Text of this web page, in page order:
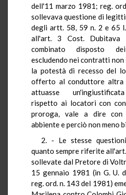
dell'11 marzo 1981; reg.
sollevava questione di
degli artt. 58, 59 n. 2 e 65
all'art. 3 Cost.
combinato disposto
escludendo nei contratti
la potestà di recesso del
offerto al conduttore altra
attuasse
rispetto ai locatori con
proroga, vale a dire con
abbiente e perciò non meno
2. - Le stesse
quanto sempre riferite
sollevate dal Pretore di
15 gennaio 1981 (in G. U.
reg. ord. n. 143 del 1981)